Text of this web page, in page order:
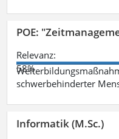
POE:
Relevanz:
58%
schwerbehinderter
Informatik (M.Sc.)